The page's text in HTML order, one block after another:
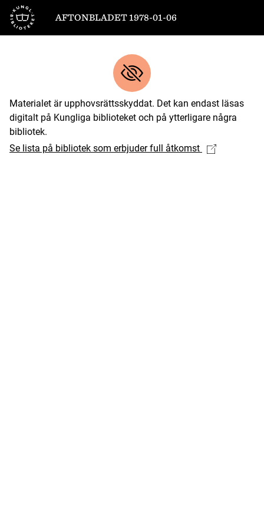
Till startsidan
AFTONBLADET 1978-01-06
Materialet är upphovsrättsskyddat. Det kan endast läsas
digitalt på Kungliga biblioteket och på ytterligare några
bibliotek.
Se lista på bibliotek som erbjuder full åtkomst